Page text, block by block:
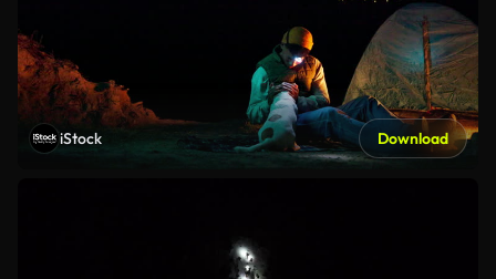
iStock Download